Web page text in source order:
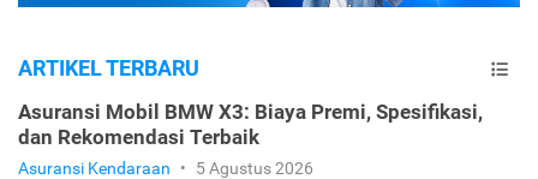
ARTIKEL TERBARU
Asuransi Mobil BMW X3: Biaya Premi, Spesifikasi,
dan Rekomendasi Terbaik
Asuransi Kendaraan • 5 Agustus 2026